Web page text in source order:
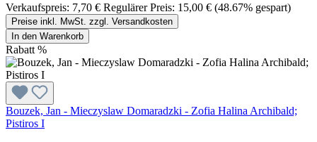
Verkaufspreis: 7,70 € Regulärer Preis: 15,00 € (48.67% gespart)
Preise inkl. MwSt. zzgl. Versandkosten
In den Warenkorb
Rabatt %
Bouzek, Jan - Mieczyslaw Domaradzki - Zofia Halina Archibald;
Pistiros I